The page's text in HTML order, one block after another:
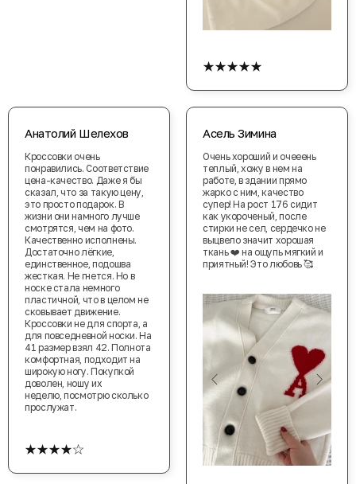
★★★★★
Анатолий Шелехов
Кроссовки очень
понравились. Соответствие
цена-качество. Даже я бы
сказал, что за такую цену,
это просто подарок. В
жизни они намного лучше
смотрятся, чем на фото.
Качественно исполнены.
Достаточно лёгкие,
единственное, подошва
жесткая. Не гнется. Но в
носке стала немного
пластичной, что в целом не
сковывает движение.
Кроссовки не для спорта, а
для повседневной носки. На
41 размер взял 42. Полнота
комфортная, подходит на
широкую ногу. Покупкой
доволен, ношу их
неделю, посмотрю сколько
прослужат.
★★★★☆
Асель Зимина
Очень хороший и очееень
теплый, хожу в нем на
работе, в здании прямо
жарко с ним, качество
супер! На рост 176 сидит
как укороченый, после
стирки не сел, сердечко не
выцвело значит хорошая
ткань ❤️ на ощупь мягкий и
приятный! Это любовь 🥰